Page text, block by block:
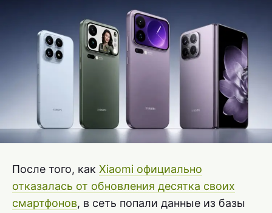
После того, как Xiaomi официально
отказалась от обновления десятка своих
смартфонов, в сеть попали данные из базы